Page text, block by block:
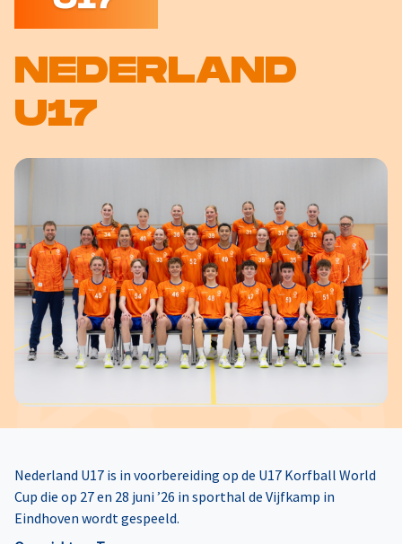
NEDERLAND
U17
Nederland U17 is in voorbereiding op de U17 Korfball World
Cup die op 27 en 28 juni ’26 in sporthal de Vijfkamp in
Eindhoven wordt gespeeld.